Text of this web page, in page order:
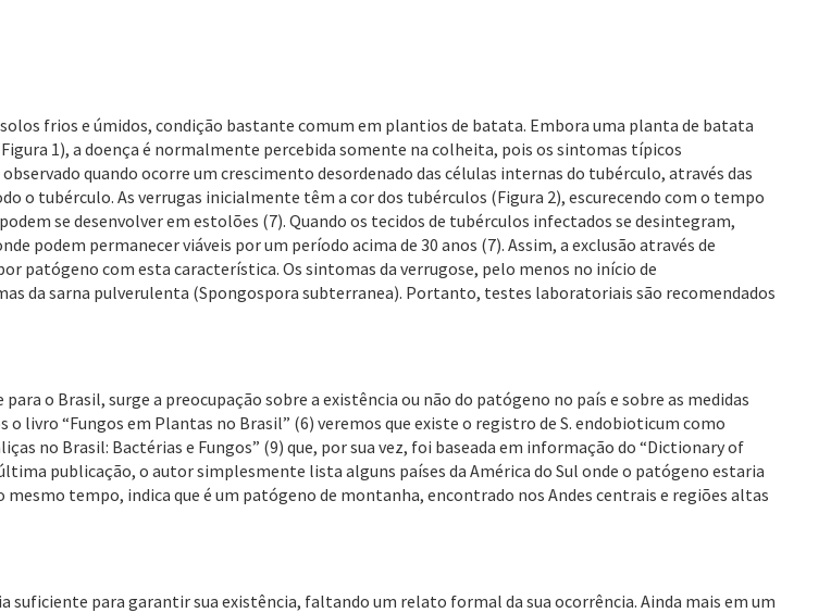
frios e úmidos, condição bastante comum em plantios de batata. Embora uma planta de batata
1), a doença é normalmente percebida somente na colheita, pois os sintomas típicos
quando ocorre um crescimento desordenado das células internas do tubérculo, através das
o tubérculo. As verrugas inicialmente têm a cor dos tubérculos (Figura 2), escurecendo com o tempo
se desenvolver em estolões (7). Quando os tecidos de tubérculos infectados se desintegram,
podem permanecer viáveis por um período acima de 30 anos (7). Assim, a exclusão através de
patógeno com esta característica. Os sintomas da verrugose, pelo menos no início de
da sarna pulverulenta (Spongospora subterranea). Portanto, testes laboratoriais são recomendados
o Brasil, surge a preocupação sobre a existência ou não do patógeno no país e sobre as medidas
livro “Fungos em Plantas no Brasil” (6) veremos que existe o registro de S. endobioticum como
no Brasil: Bactérias e Fungos” (9) que, por sua vez, foi baseada em informação do “Dictionary of
publicação, o autor simplesmente lista alguns países da América do Sul onde o patógeno estaria
tempo, indica que é um patógeno de montanha, encontrado nos Andes centrais e regiões altas
para garantir sua existência, faltando um relato formal da sua ocorrência. Ainda mais em um